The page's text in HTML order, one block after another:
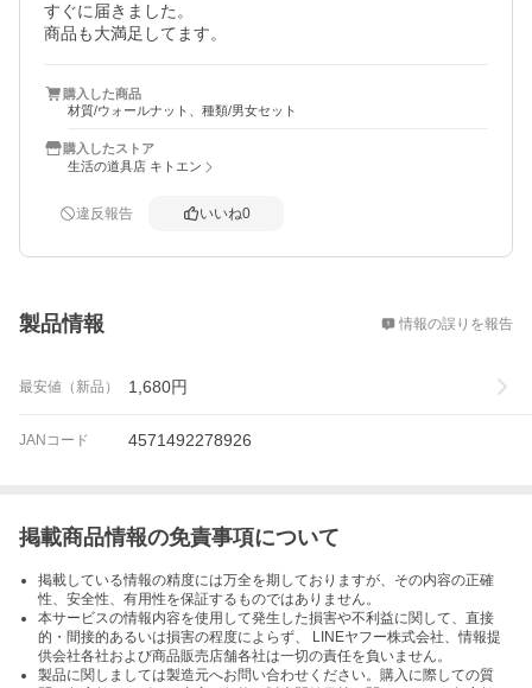
すぐに届きました。
商品も大満足してます。
購入した商品
材質/ウォールナット、種類/男女セット
購入したストア
生活の道具店 キトエン
違反報告 いいね0
製品情報 情報の誤りを報告
最安値（新品） 1,680円
JANコード 4571492278926
掲載商品情報の免責事項について
掲載している情報の精度には万全を期しておりますが、その内容の正確
性、安全性、有用性を保証するものではありません。
本サービスの情報内容を使用して発生した損害や不利益に関して、直接
的・間接的あるいは損害の程度によらず、 LINEヤフー株式会社、情報提
供会社各社および商品販売店舗各社は一切の責任を負いません。
製品に関しましては製造元へお問い合わせください。購入に際しての質